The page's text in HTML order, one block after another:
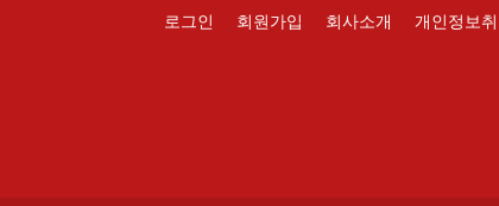
로그인 회원가입 회사소개 개인정보